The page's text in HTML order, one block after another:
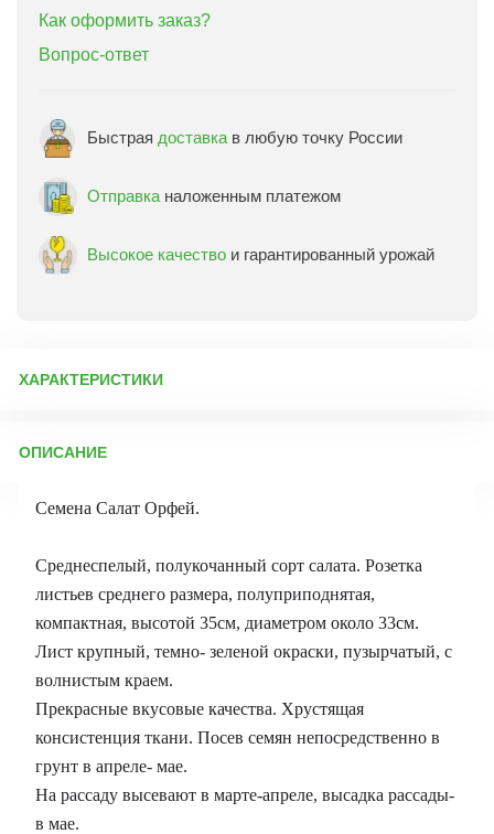
Как оформить заказ?
Вопрос-ответ
Быстрая доставка в любую точку России
Отправка наложенным платежом
Высокое качество и гарантированный урожай
ХАРАКТЕРИСТИКИ
Бренд товара:
ОПИСАНИЕ
Семена Салат Орфей.
Среднеспелый, полукочанный сорт салата. Розетка
листьев среднего размера, полуприподнятая,
компактная, высотой 35см, диаметром около 33см.
Лист крупный, темно- зеленой окраски, пузырчатый, с
волнистым краем.
Прекрасные вкусовые качества. Хрустящая
консистенция ткани. Посев семян непосредственно в
грунт в апреле- мае.
На рассаду высевают в марте-апреле, высадка рассады-
в мае.